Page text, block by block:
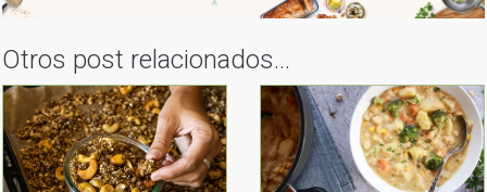
Otros post relacionados...